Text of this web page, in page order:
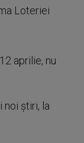
Loteriei
aprilie, nu
noi știri, la